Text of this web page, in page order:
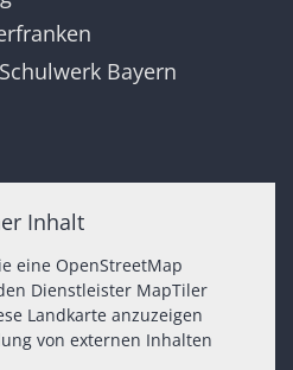
Bayern
Inhalt
eine OpenStreetMap
Dienstleister MapTiler
Landkarte anzuzeigen
von externen Inhalten